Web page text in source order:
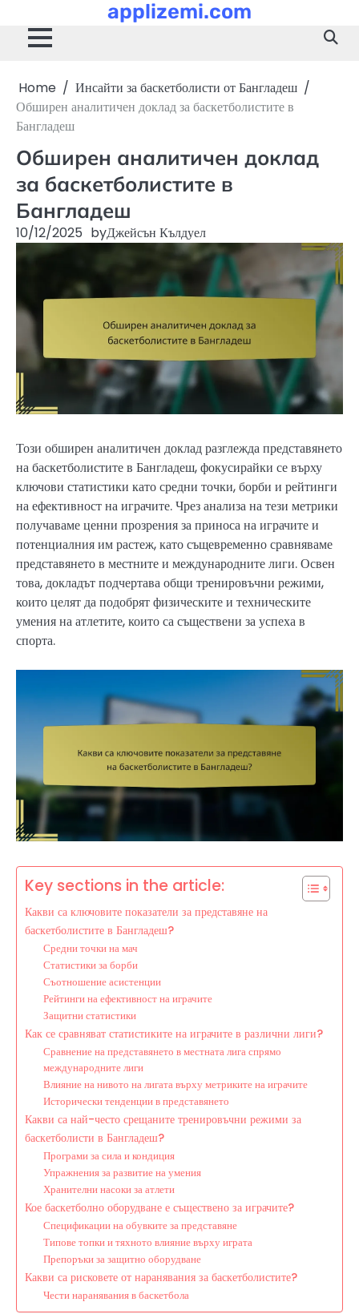
content
applizemi.com
Home
Инсайти за баскетболисти от Бангладеш
Обширен аналитичен доклад за баскетболистите в
Бангладеш
Обширен аналитичен доклад
за баскетболистите в
Бангладеш
10/12/2025 byДжейсън Кълдуел
Този обширен аналитичен доклад разглежда представянето
на баскетболистите в Бангладеш, фокусирайки се върху
ключови статистики като средни точки, борби и рейтинги
на ефективност на играчите. Чрез анализа на тези метрики
получаваме ценни прозрения за приноса на играчите и
потенциалния им растеж, като същевременно сравняваме
представянето в местните и международните лиги. Освен
това, докладът подчертава общи тренировъчни режими,
които целят да подобрят физическите и техническите
умения на атлетите, които са съществени за успеха в
спорта.
Key sections in the article:
Какви са ключовите показатели за представяне на
баскетболистите в Бангладеш?
Средни точки на мач
Статистики за борби
Съотношение асистенции
Рейтинги на ефективност на играчите
Защитни статистики
Как се сравняват статистиките на играчите в различни лиги?
Сравнение на представянето в местната лига спрямо
международните лиги
Влияние на нивото на лигата върху метриките на играчите
Исторически тенденции в представянето
Какви са най-често срещаните тренировъчни режими за
баскетболисти в Бангладеш?
Програми за сила и кондиция
Упражнения за развитие на умения
Хранителни насоки за атлети
Кое баскетболно оборудване е съществено за играчите?
Спецификации на обувките за представяне
Типове топки и тяхното влияние върху играта
Препоръки за защитно оборудване
Какви са рисковете от наранявания за баскетболистите?
Чести наранявания в баскетбола